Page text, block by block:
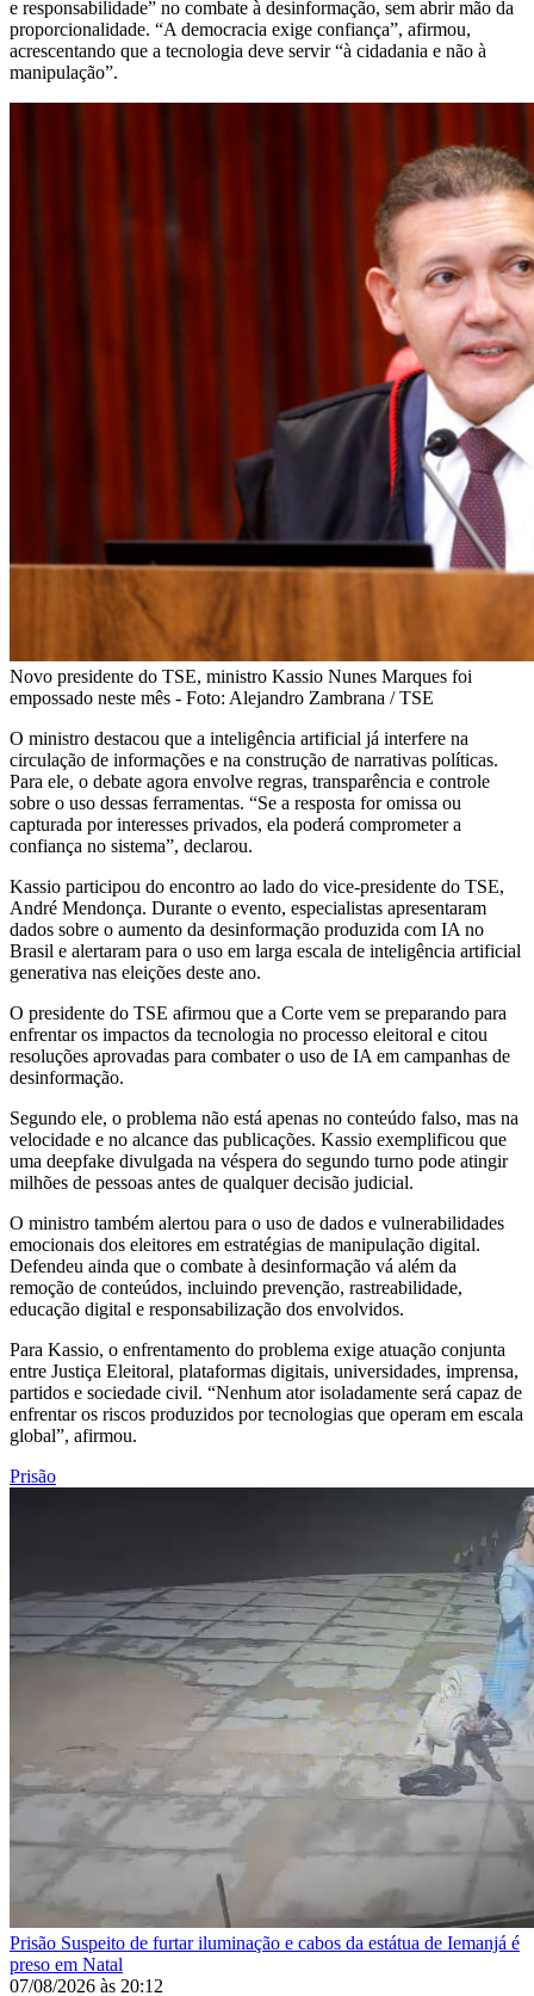
e responsabilidade” no combate à desinformação, sem abrir mão da
proporcionalidade. “A democracia exige confiança”, afirmou,
acrescentando que a tecnologia deve servir “à cidadania e não à
manipulação”.
Novo presidente do TSE, ministro Kassio Nunes Marques foi
empossado neste mês - Foto: Alejandro Zambrana / TSE
O ministro destacou que a inteligência artificial já interfere na
circulação de informações e na construção de narrativas políticas.
Para ele, o debate agora envolve regras, transparência e controle
sobre o uso dessas ferramentas. “Se a resposta for omissa ou
capturada por interesses privados, ela poderá comprometer a
confiança no sistema”, declarou.
Kassio participou do encontro ao lado do vice-presidente do TSE,
André Mendonça. Durante o evento, especialistas apresentaram
dados sobre o aumento da desinformação produzida com IA no
Brasil e alertaram para o uso em larga escala de inteligência artificial
generativa nas eleições deste ano.
O presidente do TSE afirmou que a Corte vem se preparando para
enfrentar os impactos da tecnologia no processo eleitoral e citou
resoluções aprovadas para combater o uso de IA em campanhas de
desinformação.
Segundo ele, o problema não está apenas no conteúdo falso, mas na
velocidade e no alcance das publicações. Kassio exemplificou que
uma deepfake divulgada na véspera do segundo turno pode atingir
milhões de pessoas antes de qualquer decisão judicial.
O ministro também alertou para o uso de dados e vulnerabilidades
emocionais dos eleitores em estratégias de manipulação digital.
Defendeu ainda que o combate à desinformação vá além da
remoção de conteúdos, incluindo prevenção, rastreabilidade,
educação digital e responsabilização dos envolvidos.
Para Kassio, o enfrentamento do problema exige atuação conjunta
entre Justiça Eleitoral, plataformas digitais, universidades, imprensa,
partidos e sociedade civil. “Nenhum ator isoladamente será capaz de
enfrentar os riscos produzidos por tecnologias que operam em escala
global”, afirmou.
Prisão
Prisão Suspeito de furtar iluminação e cabos da estátua de Iemanjá é
preso em Natal
07/08/2026 às 20:12